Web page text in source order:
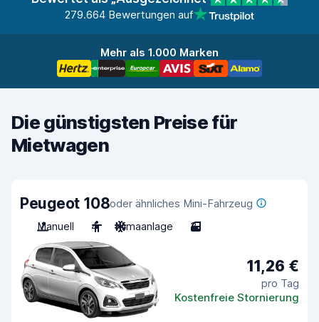
279.664 Bewertungen auf
Mehr als 1.000 Marken
Die günstigsten Preise für
Mietwagen
Peugeot 108oder ähnliches Mini-Fahrzeug
Manuell
4 Klimaanlage 3
11,26 €
pro Tag
Kostenfreie Stornierung